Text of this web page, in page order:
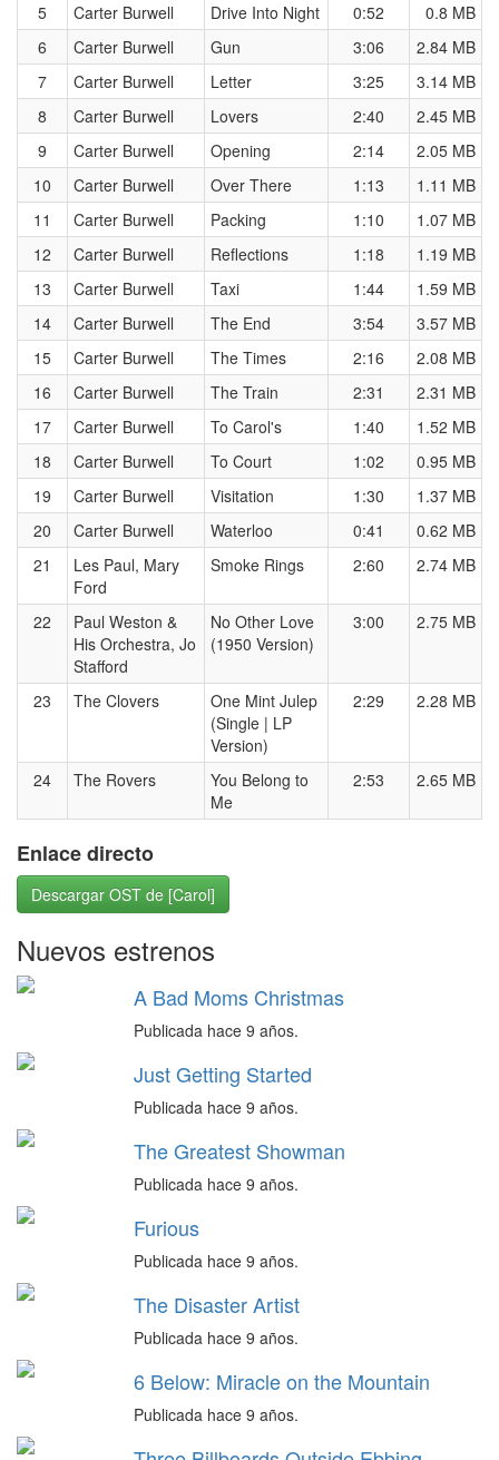
5
Carter Burwell Drive Into Night 0:52
0.8 MB
6
Carter Burwell Gun 3:06
2.84 MB
7
Carter Burwell Letter 3:25
3.14 MB
8
Carter Burwell Lovers 2:40
2.45 MB
9
Carter Burwell Opening 2:14
2.05 MB
10
Carter Burwell Over There 1:13
1.11 MB
11
Carter Burwell Packing 1:10
1.07 MB
12
Carter Burwell Reflections 1:18
1.19 MB
13
Carter Burwell Taxi 1:44
1.59 MB
14
Carter Burwell The End 3:54
3.57 MB
15
Carter Burwell The Times 2:16
2.08 MB
16
Carter Burwell The Train 2:31
2.31 MB
17
Carter Burwell To Carol's 1:40
1.52 MB
18
Carter Burwell To Court 1:02
0.95 MB
19
Carter Burwell Visitation 1:30
1.37 MB
20
Carter Burwell Waterloo 0:41
0.62 MB
21
Les Paul, Mary
Ford
Smoke Rings 2:60 2.74 MB
22
Paul Weston &
His Orchestra, Jo
Stafford
No Other Love
(1950 Version)
3:00 2.75 MB
23 The Clovers
One Mint Julep
(Single | LP
Version)
2:29 2.28 MB
24 The Rovers
You Belong to
Me
2:53 2.65 MB
Enlace directo
Descargar OST de [Carol]
Nuevos estrenos
A Bad Moms Christmas
Publicada hace 9 años.
Just Getting Started
Publicada hace 9 años.
The Greatest Showman
Publicada hace 9 años.
Furious
Publicada hace 9 años.
The Disaster Artist
Publicada hace 9 años.
6 Below: Miracle on the Mountain
Publicada hace 9 años.